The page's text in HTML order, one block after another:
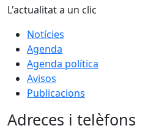
L'actualitat a un clic
Notícies
Agenda
Agenda política
Avisos
Publicacions
Adreces i telèfons